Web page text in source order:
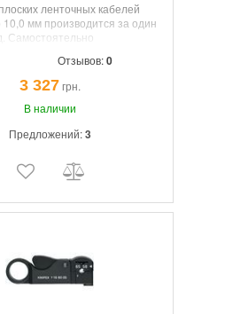
ленточных кабелей
мм производится за один
Самостоятельно
их повреждение.
Отзывов:0
3 327грн.
В наличии
Предложений:3